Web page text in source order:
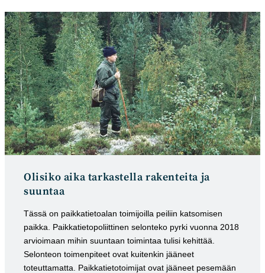
Olisiko aika tarkastella rakenteita ja
suuntaa
Tässä on paikkatietoalan toimijoilla peiliin katsomisen
paikka. Paikkatietopoliittinen selonteko pyrki vuonna 2018
arvioimaan mihin suuntaan toimintaa tulisi kehittää.
Selonteon toimenpiteet ovat kuitenkin jääneet
toteuttamatta. Paikkatietotoimijat ovat jääneet pesemään